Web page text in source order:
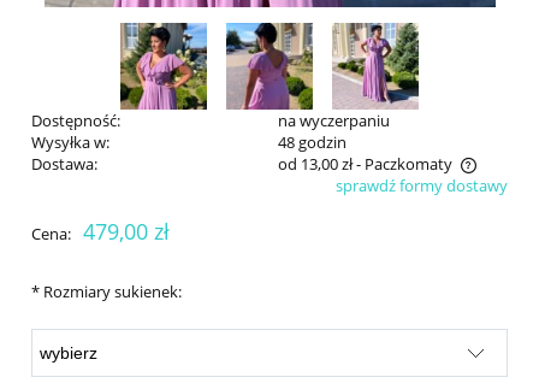
Dostępność:
na wyczerpaniu
Wysyłka w:
48 godzin
Dostawa:
od 13,00 zł- Paczkomaty
Cena nie zawiera ewentualnych kosztów płatnościsprawdź formy dostawy
Cena: 479,00 zł
* Rozmiary sukienek: